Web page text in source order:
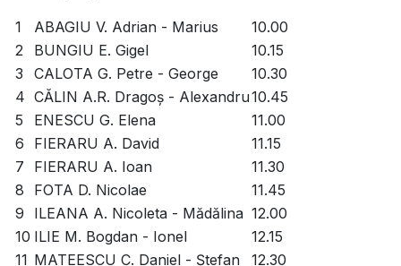
1 ABAGIU V. Adrian - Marius
10.00
2
BUNGIU E. Gigel
10.15
3
CALOTA G. Petre - George
10.30
4 CĂLIN A.R. Dragoș - Alexandru10.45
5
ENESCU G. Elena
11.00
6
FIERARU A. David
11.15
7
FIERARU A. Ioan
11.30
8
FOTA D. Nicolae
11.45
9
ILEANA A. Nicoleta - Mădălina 12.00
10 ILIE M. Bogdan - Ionel
12.15
11 MATEESCU C. Daniel - Ștefan
12.30